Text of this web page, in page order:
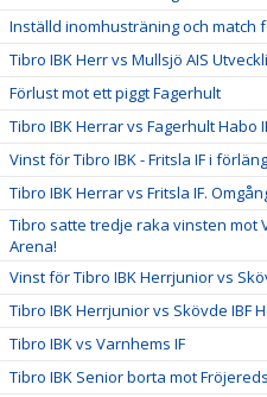
Inställd inomhusträning och match
Tibro IBK Herr vs Mullsjö AIS
Förlust mot ett piggt Fagerhult
Tibro IBK Herrar vs Fagerhult Habo
Vinst för Tibro IBK - Fritsla IF i
Tibro IBK Herrar vs Fritsla IF.
Tibro satte tredje raka vinsten mot
Arena!
Vinst för Tibro IBK Herrjunior vs
Tibro IBK Herrjunior vs Skövde IBF
Tibro IBK vs Varnhems IF
Tibro IBK Senior borta mot